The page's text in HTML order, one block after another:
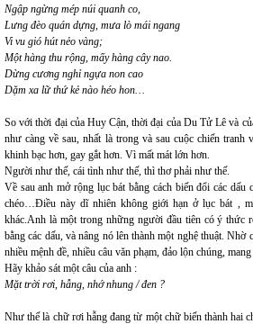
Ngập ngừng mép núi quanh co,
Lưng đèo quán dựng, mưa lò mái ngang
Vi vu gió hút nẻo vàng;
Một hàng thu rộng, mấy hàng cây nao.
Dừng cương nghỉ ngựa non cao
Dặm xa lữ thứ kẻ nào héo hon…
So với thời đại của Huy Cận, thời đại của Du Tử Lê và
như càng về sau, nhất là trong và sau cuộc chiến tranh
khinh bạc hơn, gay gắt hơn. Vì mất mát lớn hơn.
Người như thế, cái tình như thế, thì thơ phải như thế.
Về sau anh mở rộng lục bát bằng cách biến đổi các dấu
chéo…Điều này dĩ nhiên không giới hạn ở lục bát ,
khác.Anh là một trong những người đầu tiên có ý thức
bằng các dấu, và nâng nó lên thành một nghệ thuật. Nhờ
nhiều mệnh đề, nhiều câu văn phạm, đảo lộn chúng,
Hãy khảo sát một câu của anh :
Mặt trời rơi, hẫng, nhớ nhung / đen ?
Như thế là chữ rơi hẫng đang từ một chữ biến thành hai